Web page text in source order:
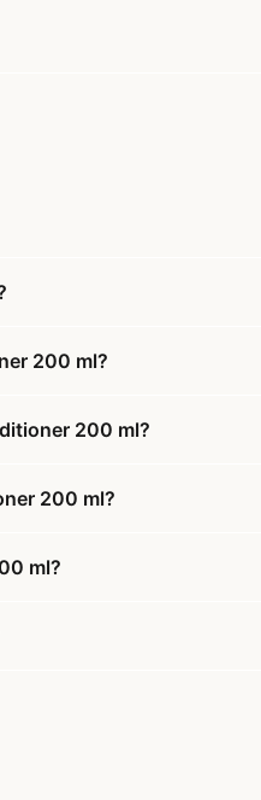
200 ml?
200 ml?
200 ml?
ml?